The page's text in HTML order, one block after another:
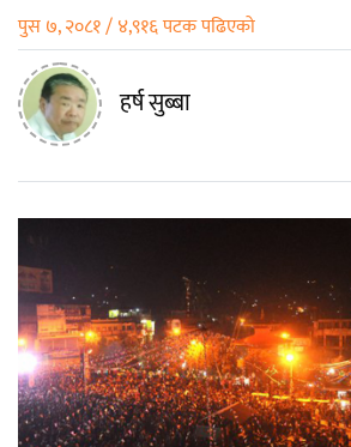
पुस ७, २०८१ / ४,९१६ पटक पढिएको
हर्ष सुब्बा